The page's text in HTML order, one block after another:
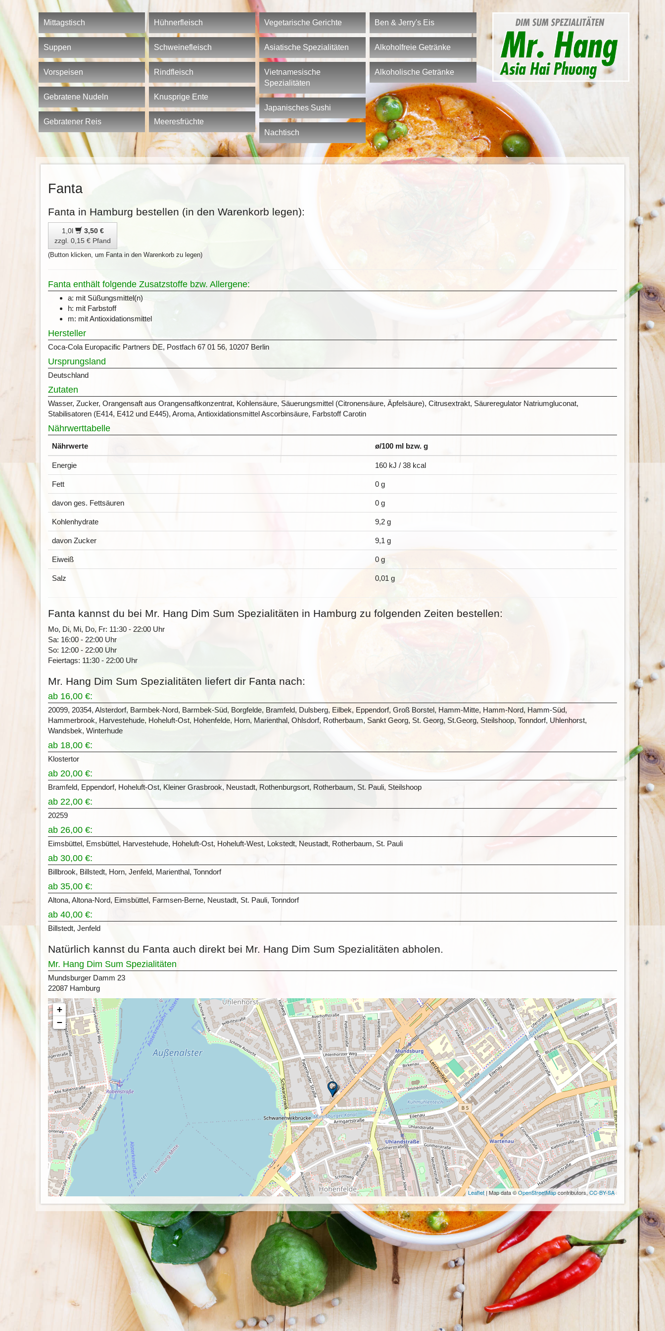
Mittagstisch
Suppen
Vorspeisen
Gebratene Nudeln
Gebratener Reis
Hühnerfleisch
Schweinefleisch
Rindfleisch
Knusprige Ente
Meeresfrüchte
Vegetarische Gerichte
Asiatische Spezialitäten
Vietnamesische
Spezialitäten
Japanisches Sushi
Nachtisch
Ben & Jerry's Eis
Alkoholfreie Getränke
Alkoholische Getränke
Fanta
Fanta in Hamburg bestellen (in den Warenkorb legen):
1,0l
3,50 €
zzgl. 0,15 € Pfand
(Button klicken, um Fanta in den Warenkorb zu legen)
Fanta enthält folgende Zusatzstoffe bzw. Allergene:
a: mit Süßungsmittel(n)
h: mit Farbstoff
m: mit Antioxidationsmittel
Hersteller
Coca-Cola Europacific Partners DE, Postfach 67 01 56, 10207 Berlin
Ursprungsland
Deutschland
Zutaten
Wasser, Zucker, Orangensaft aus Orangensaftkonzentrat, Kohlensäure, Säuerungsmittel (Citronensäure, Äpfelsäure), Citrusextrakt, Säureregulator Natriumgluconat,
Stabilisatoren (E414, E412 und E445), Aroma, Antioxidationsmittel Ascorbinsäure, Farbstoff Carotin
Nährwerttabelle
Nährwerte ø/100 ml bzw. g
Energie 160 kJ / 38 kcal
Fett 0 g
davon ges. Fettsäuren 0 g
Kohlenhydrate 9,2 g
davon Zucker 9,1 g
Eiweiß 0 g
Salz 0,01 g
Fanta kannst du bei Mr. Hang Dim Sum Spezialitäten in Hamburg zu folgenden Zeiten bestellen:
Mo, Di, Mi, Do, Fr: 11:30 - 22:00 Uhr
Sa: 16:00 - 22:00 Uhr
So: 12:00 - 22:00 Uhr
Feiertags: 11:30 - 22:00 Uhr
Mr. Hang Dim Sum Spezialitäten liefert dir Fanta nach:
ab 16,00 €:
20099, 20354, Alsterdorf, Barmbek-Nord, Barmbek-Süd, Borgfelde, Bramfeld, Dulsberg, Eilbek, Eppendorf, Groß Borstel, Hamm-Mitte, Hamm-Nord, Hamm-Süd,
Hammerbrook, Harvestehude, Hoheluft-Ost, Hohenfelde, Horn, Marienthal, Ohlsdorf, Rotherbaum, Sankt Georg, St. Georg, St.Georg, Steilshoop, Tonndorf, Uhlenhorst,
Wandsbek, Winterhude
ab 18,00 €:
Klostertor
ab 20,00 €:
Bramfeld, Eppendorf, Hoheluft-Ost, Kleiner Grasbrook, Neustadt, Rothenburgsort, Rotherbaum, St. Pauli, Steilshoop
ab 22,00 €:
20259
ab 26,00 €:
Eimsbüttel, Emsbüttel, Harvestehude, Hoheluft-Ost, Hoheluft-West, Lokstedt, Neustadt, Rotherbaum, St. Pauli
ab 30,00 €:
Billbrook, Billstedt, Horn, Jenfeld, Marienthal, Tonndorf
ab 35,00 €:
Altona, Altona-Nord, Eimsbüttel, Farmsen-Berne, Neustadt, St. Pauli, Tonndorf
ab 40,00 €:
Billstedt, Jenfeld
Natürlich kannst du Fanta auch direkt bei Mr. Hang Dim Sum Spezialitäten abholen.
Mr. Hang Dim Sum Spezialitäten
Mundsburger Damm 23
22087 Hamburg
+
−
Leaflet | Map data ©OpenStreetMapcontributors, CC-BY-SA